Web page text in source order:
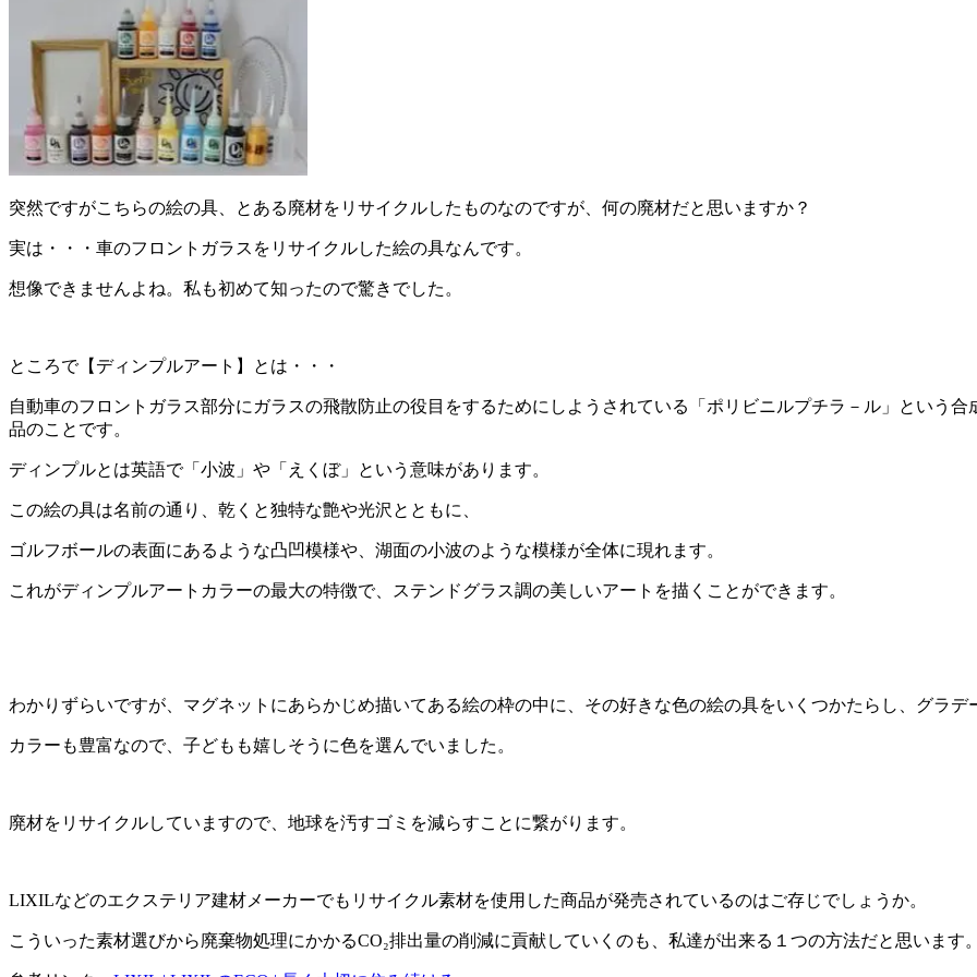
突然ですがこちらの絵の具、とある廃材をリサイクルしたものなのですが、何の廃材だと思いますか？
実は・・・車のフロントガラスをリサイクルした絵の具なんです。
想像できませんよね。私も初めて知ったので驚きでした。
ところで【ディンプルアート】とは・・・
自動車のフロントガラス部分にガラスの飛散防止の役目をするためにしようされている「ポリビニルプチラ－ル」という
品のことです。
ディンプルとは英語で「小波」や「えくぼ」という意味があります。
この絵の具は名前の通り、乾くと独特な艶や光沢とともに、
ゴルフボールの表面にあるような凸凹模様や、湖面の小波のような模様が全体に現れます。
これがディンプルアートカラーの最大の特徴で、ステンドグラス調の美しいアートを描くことができます。
わかりずらいですが、マグネットにあらかじめ描いてある絵の枠の中に、その好きな色の絵の具をいくつかたらし、グラデ
カラーも豊富なので、子どもも嬉しそうに色を選んでいました。
廃材をリサイクルしていますので、地球を汚すゴミを減らすことに繋がります。
LIXILなどのエクステリア建材メーカーでもリサイクル素材を使用した商品が発売されているのはご存じでしょうか。
こういった素材選びから廃棄物処理にかかるCO₂排出量の削減に貢献していくのも、私達が出来る１つの方法だと思います。